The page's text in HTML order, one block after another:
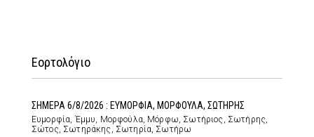
Εορτολόγιο
ΣΗΜΕΡΑ 6/8/2026 : ΕΥΜΟΡΦΙΑ, ΜΟΡΦΟΥΛΑ, ΣΩΤΗΡΗΣ
Ευμορφία, Έμμυ, Μορφούλα, Μόρφω, Σωτήριος, Σωτήρης,
Σώτος, Σωτηράκης, Σωτηρία, Σωτήρω